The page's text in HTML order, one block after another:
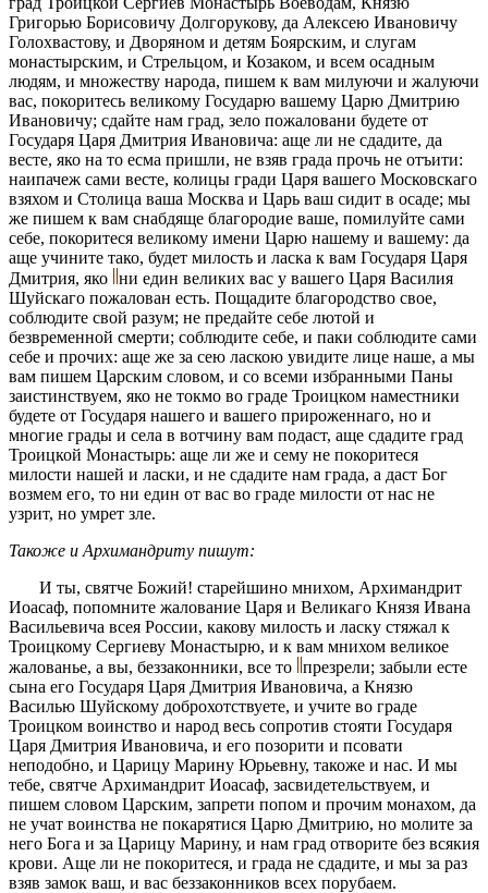
Григорью Борисовичу Долгорукову, да Алексею Ивановичу
Голохвастову, и Дворяном и детям Боярским, и слугам
монастырским, и Стрельцом, и Козаком, и всем осадным
людям, и множеству народа, пишем к вам милуючи и жалуючи
вас, покоритесь великому Государю вашему Царю Дмитрию
Ивановичу; сдайте нам град, зело пожаловани будете от
Государя Царя Дмитрия Ивановича: аще ли не сдадите, да
весте, яко на то есма пришли, не взяв града прочь не отъити:
наипачеж сами весте, колицы гради Царя вашего Московскаго
взяхом и Столица ваша Москва и Царь ваш сидит в осаде; мы
же пишем к вам снабдяще благородие ваше, помилуйте сами
себе, покоритеся великому имени Царю нашему и вашему: да
аще учините тако, будет милость и ласка к вам Государя Царя
Дмитрия, яко ни един великих вас у вашего Царя Василия
Шуйскаго пожалован есть. Пощадите благородство свое,
соблюдите свой разум; не предайте себе лютой и
безвременной смерти; соблюдите себе, и паки соблюдите сами
себе и прочих: аще же за сею ласкою увидите лице наше, а мы
вам пишем Царским словом, и со всеми избранными Паны
заистинствуем, яко не токмо во граде Троицком наместники
будете от Государя нашего и вашего прироженнаго, но и
многие грады и села в вотчину вам подаст, аще сдадите град
Троицкой Монастырь: аще ли же и сему не покоритеся
милости нашей и ласки, и не сдадите нам града, а даст Бог
возмем его, то ни един от вас во граде милости от нас не
узрит, но умрет зле.
Такоже и Архимандриту пишут:
И ты, святче Божий! старейшино мнихом, Архимандрит
Иоасаф, попомните жалование Царя и Великаго Князя Ивана
Васильевича всея России, какову милость и ласку стяжал к
Троицкому Сергиеву Монастырю, и к вам мнихом великое
жалованье, а вы, беззаконники, все то презрели; забыли есте
сына его Государя Царя Дмитрия Ивановича, а Князю
Василью Шуйскому доброхотствуете, и учите во граде
Троицком воинство и народ весь сопротив стояти Государя
Царя Дмитрия Ивановича, и его позорити и псовати
неподобно, и Царицу Марину Юрьевну, такоже и нас. И мы
тебе, святче Архимандрит Иоасаф, засвидетельствуем, и
пишем словом Царским, запрети попом и прочим монахом, да
не учат воинства не покарятися Царю Дмитрию, но молите за
него Бога и за Царицу Марину, и нам град отворите без всякия
крови. Аще ли не покоритеся, и града не сдадите, и мы за раз
взяв замок ваш, и вас беззаконников всех порубаем.